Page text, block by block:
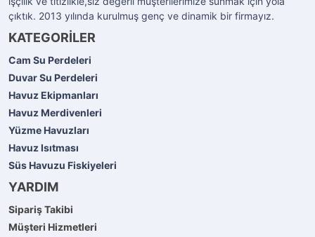
çıktık. 2013 yılında kurulmuş genç ve dinamik bir firmayız.
KATEGORİLER
Cam Su Perdeleri
Duvar Su Perdeleri
Havuz Ekipmanları
Havuz Merdivenleri
Yüzme Havuzları
Havuz Isıtması
Süs Havuzu Fiskiyeleri
YARDIM
Sipariş Takibi
Müşteri Hizmetleri